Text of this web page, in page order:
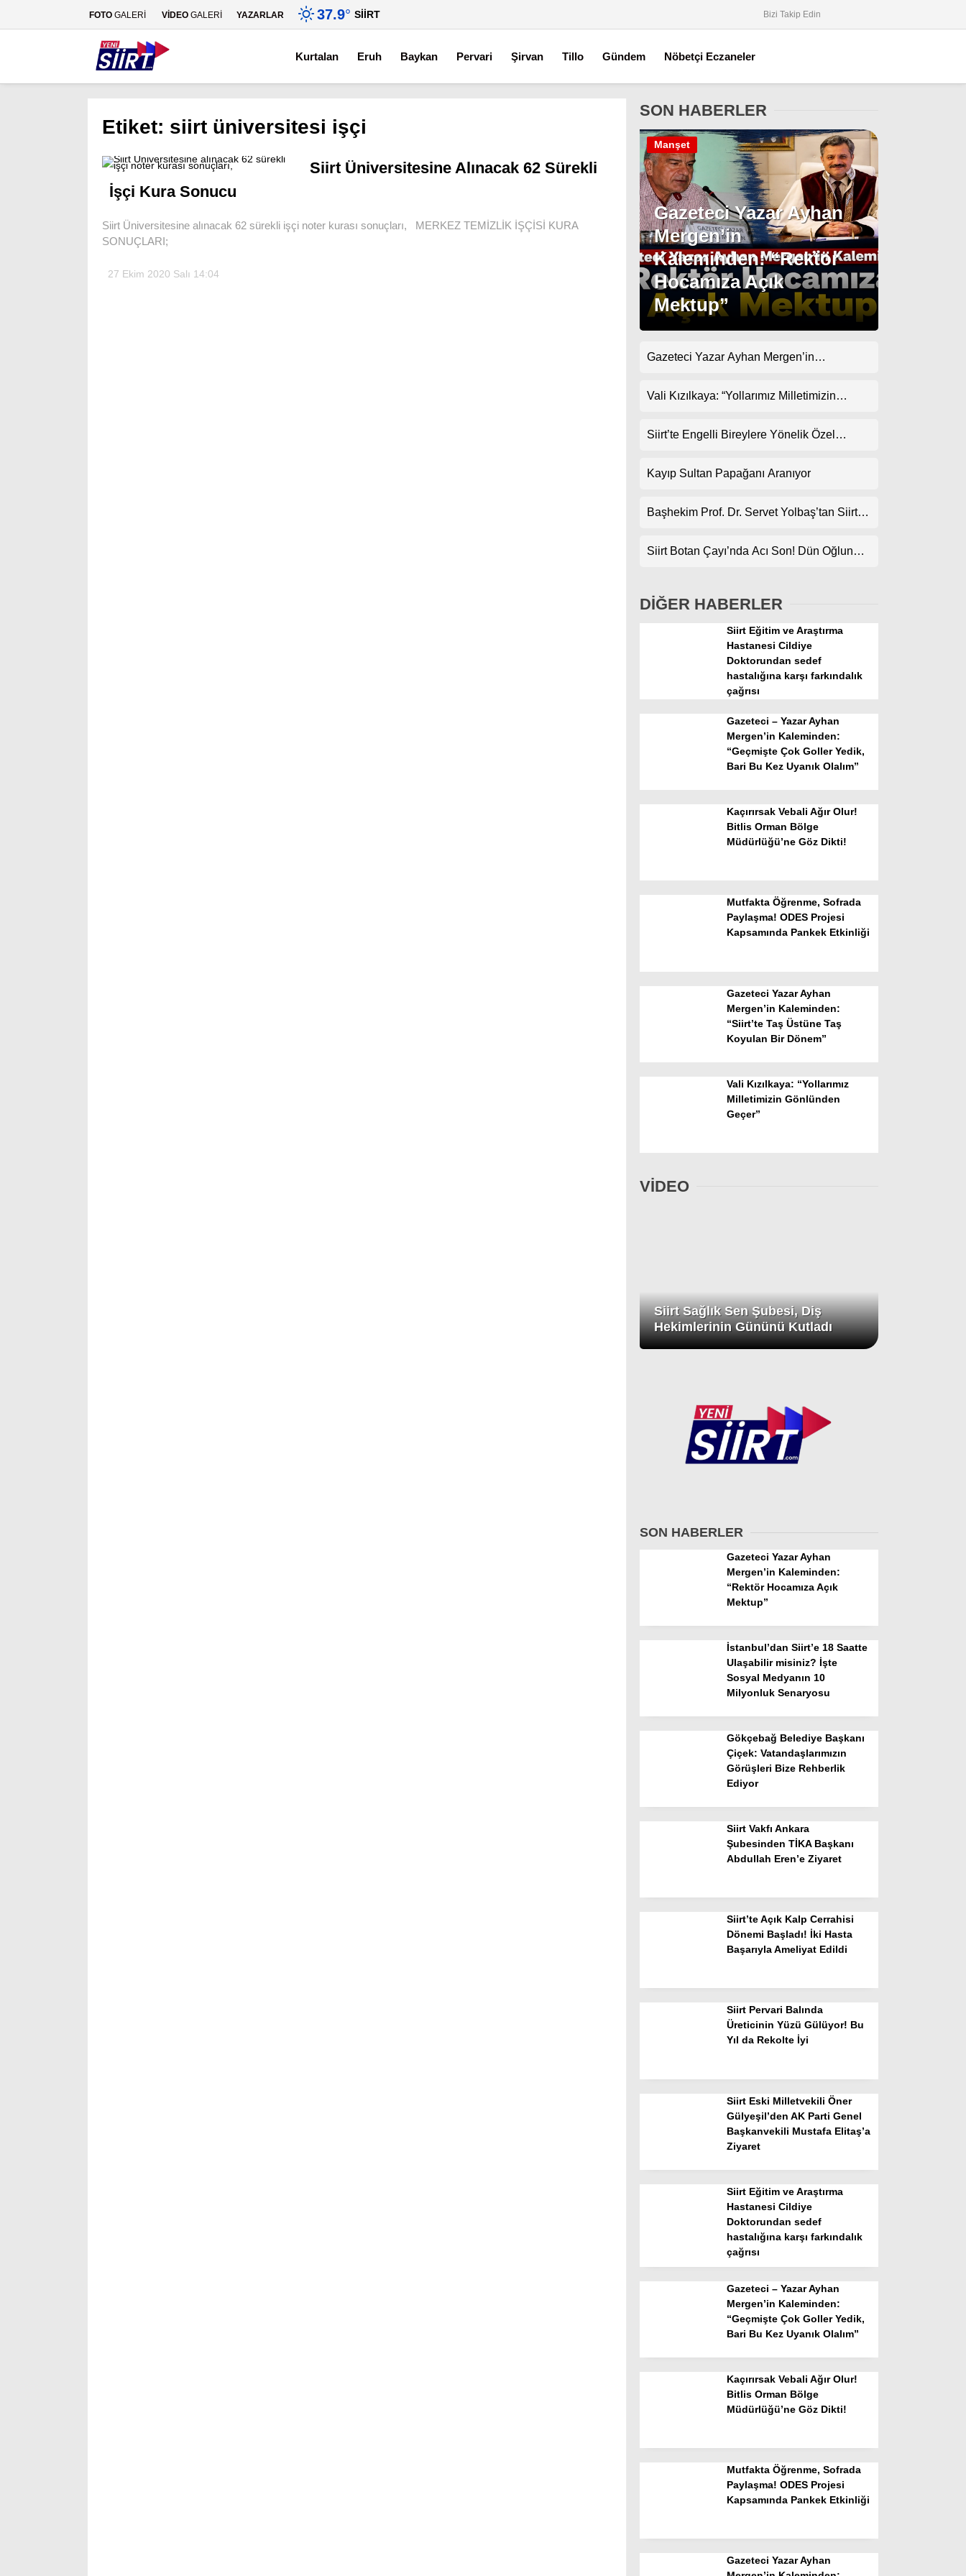
Gündem
Spor
Teknoloji
WhatsApp İhbar Hattı
FOTO GALERİ VİDEO GALERİ YAZARLAR 37.9° SIIRT Bizi Takip Edin
Kurtalan Eruh Baykan Pervari Şirvan Tillo Gündem Nöbetçi Eczaneler
Etiket: siirt üniversitesi işçi
Siirt Üniversitesine Alınacak 62 Sürekli
İşçi Kura Sonucu
Siirt Üniversitesine alınacak 62 sürekli işçi noter kurası sonuçları, MERKEZ TEMİZLİK İŞÇİSİ KURA
SONUÇLARI;
27 Ekim 2020 Salı 14:04
SON HABERLER
Gazeteci Yazar Ayhan
Mergen’in
Kaleminden: “Rektör
Hocamıza Açık
Mektup”
Manşet
Gazeteci Yazar Ayhan Mergen’in
Koyulan Bir Dönem”
Vali Kızılkaya: “Yollarımız Milletimizin
Siirt’te Engelli Bireylere Yönelik Özel
Kayıp Sultan Papağanı Aranıyor
Başhekim Prof. Dr. Servet Yolbaş’tan Siirt’e
Siirt Botan Çayı’nda Acı Son! Dün Oğlunun,
DİĞER HABERLER
Siirt Eğitim ve Araştırma
Hastanesi Cildiye
Doktorundan sedef
hastalığına karşı farkındalık
çağrısı
Gazeteci – Yazar Ayhan
Mergen’in Kaleminden:
“Geçmişte Çok Goller Yedik,
Bari Bu Kez Uyanık Olalım”
Kaçırırsak Vebali Ağır Olur!
Bitlis Orman Bölge
Müdürlüğü’ne Göz Dikti!
Mutfakta Öğrenme, Sofrada
Paylaşma! ODES Projesi
Kapsamında Pankek Etkinliği
Gazeteci Yazar Ayhan
Mergen’in Kaleminden:
“Siirt’te Taş Üstüne Taş
Koyulan Bir Dönem”
Vali Kızılkaya: “Yollarımız
Milletimizin Gönlünden
Geçer”
VİDEO
Siirt Sağlık Sen Şubesi, Diş
Hekimlerinin Gününü Kutladı
SON HABERLER
Gazeteci Yazar Ayhan
Mergen’in Kaleminden:
“Rektör Hocamıza Açık
Mektup”
İstanbul’dan Siirt’e 18 Saatte
Ulaşabilir misiniz? İşte
Sosyal Medyanın 10
Milyonluk Senaryosu
Gökçebağ Belediye Başkanı
Çiçek: Vatandaşlarımızın
Görüşleri Bize Rehberlik
Ediyor
Siirt Vakfı Ankara
Şubesinden TİKA Başkanı
Abdullah Eren’e Ziyaret
Siirt’te Açık Kalp Cerrahisi
Dönemi Başladı! İki Hasta
Başarıyla Ameliyat Edildi
Siirt Pervari Balında
Üreticinin Yüzü Gülüyor! Bu
Yıl da Rekolte İyi
Siirt Eski Milletvekili Öner
Gülyeşil’den AK Parti Genel
Başkanvekili Mustafa Elitaş’a
Ziyaret
Siirt Eğitim ve Araştırma
Hastanesi Cildiye
Doktorundan sedef
hastalığına karşı farkındalık
çağrısı
Gazeteci – Yazar Ayhan
Mergen’in Kaleminden:
“Geçmişte Çok Goller Yedik,
Bari Bu Kez Uyanık Olalım”
Kaçırırsak Vebali Ağır Olur!
Bitlis Orman Bölge
Müdürlüğü’ne Göz Dikti!
Mutfakta Öğrenme, Sofrada
Paylaşma! ODES Projesi
Kapsamında Pankek Etkinliği
Gazeteci Yazar Ayhan